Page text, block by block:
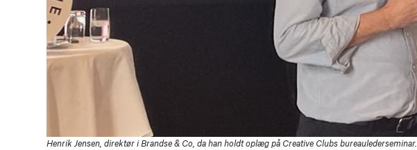
Henrik Jensen, direktør i Brandse & Co, da han holdt oplæg på Creative Clubs bureaulederseminar.